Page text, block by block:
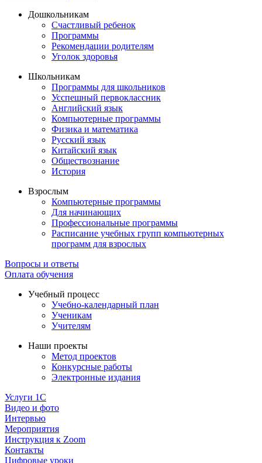
Дошкольникам
Счастливый ребенок
Программы
Рекомендации родителям
Уголок здоровья
Школьникам
Программы для школьников
Усспешный первоклассник
Английский язык
Компьютерные программы
Физика и математика
Русский язык
Китайский язык
Обществознание
История
Взрослым
Компьютерные программы
Для начинающих
Профессиональные программы
Расписание учебных групп компьютерных
программ для взрослых
Вопросы и ответы
Оплата обучения
Учебный процесс
Учебно-календарный план
Ученикам
Учителям
Наши проекты
Метод проектов
Конкурсные работы
Электронные издания
Услуги 1C
Видео и фото
Интервью
Мероприятия
Инструкция к Zoom
Контакты
Цифровые уроки